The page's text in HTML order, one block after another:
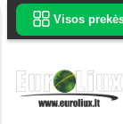
Visos